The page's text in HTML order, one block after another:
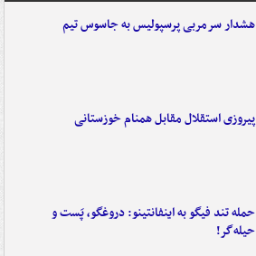
هشدار سرمربی پرسپولیس به جاسوس تیم
پیروزی استقلال مقابل همنام خوزستانی
حمله تند فیگو به اینفانتینو: دروغگو، پَست‌ و
حیله‌گر!